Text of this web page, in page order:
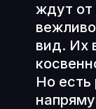
ждут от
вид. Их
Но есть